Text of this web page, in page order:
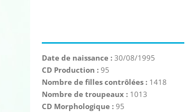
Date de naissance :30/08/1995
CD Production :95
Nombre de filles contrôlées : 1418
Nombre de troupeaux : 1013
CD Morphologique :95